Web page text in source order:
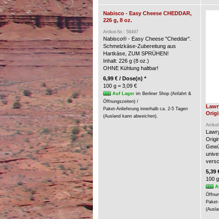
Nabisco - Easy Cheese CHEDDAR,
226 g, 8 oz.
Artikel-Nr.: 58497
Nabisco® - Easy Cheese "Cheddar".
Schmelzkäse-Zubereitung aus
Hartkäse, ZUM SPRÜHEN!
Inhalt: 226 g (8 oz.)
OHNE Kühlung haltbar!
6,99 € / Dose(n) *
100 g = 3,09 €
Auf Lagerim Berliner Shop (Anfahrt &
Öffnungszeiten) /
Paket-Anlieferung innerhalb ca. 2-5 Tagen
(Ausland kann abweichen).
5,39
100